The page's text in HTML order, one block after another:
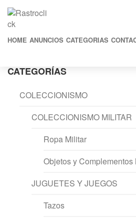
HOME ANUNCIOS CATEGORIAS
CATEGORÍAS
COLECCIONISMO
COLECCIONISMO MILITAR
Ropa Militar
Objetos y Complementos
JUGUETES Y JUEGOS
Tazos